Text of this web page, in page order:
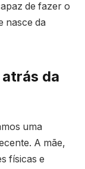
de fazer o
nasce da
da
uma
A mãe,
físicas e